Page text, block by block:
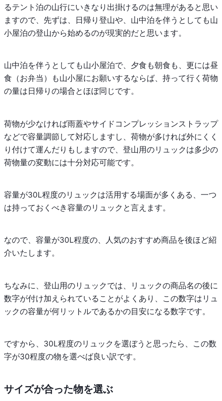
るテント泊の山行にいきなり出掛けるのは無理があると思い
ますので、先ずは、日帰り登山や、山中泊を伴うとしても山
小屋泊の登山から始めるのが現実的だと思います。
山中泊を伴うとしても山小屋泊で、夕食も朝食も、更には昼
食（お弁当）も山小屋にお願いするならば、持って行く荷物
の量は日帰りの場合とほぼ同じです。
荷物が少なければ雨蓋やサイドコンプレッションストラップ
などで容量調節して対応しますし、荷物が多ければ外にくく
り付けて運んだりもしますので、登山用のリュックは多少の
荷物量の変動には十分対応可能です。
容量が30L程度のリュックは活用する場面が多くある、一つ
は持っておくべき容量のリュックと言えます。
なので、容量が30L程度の、人気のおすすめ商品を後ほど紹
介いたします。
ちなみに、登山用のリュックでは、リュックの商品名の後に
数字が付け加えられていることがよくあり、この数字はリュ
ックの容量が何リットルであるかの目安になる数字です。
ですから、30L程度のリュックを選ぼうと思ったら、この数
字が30程度の物を選べば良い訳です。
サイズが合った物を選ぶ